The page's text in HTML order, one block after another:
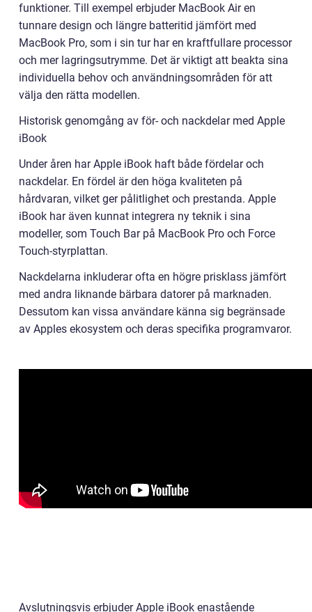
funktioner. Till exempel erbjuder MacBook Air en
tunnare design och längre batteritid jämfört med
MacBook Pro, som i sin tur har en kraftfullare processor
och mer lagringsutrymme. Det är viktigt att beakta sina
individuella behov och användningsområden för att
välja den rätta modellen.
Historisk genomgång av för- och nackdelar med Apple
iBook
Under åren har Apple iBook haft både fördelar och
nackdelar. En fördel är den höga kvaliteten på
hårdvaran, vilket ger pålitlighet och prestanda. Apple
iBook har även kunnat integrera ny teknik i sina
modeller, som Touch Bar på MacBook Pro och Force
Touch-styrplattan.
Nackdelarna inkluderar ofta en högre prisklass jämfört
med andra liknande bärbara datorer på marknaden.
Dessutom kan vissa användare känna sig begränsade
av Apples ekosystem och deras specifika programvaror.
Avslutningsvis erbjuder Apple iBook enastående